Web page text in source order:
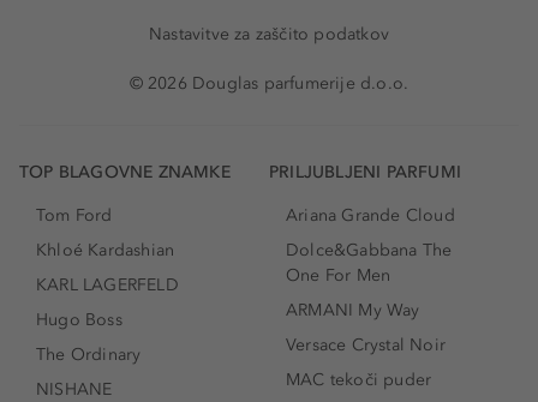
Nastavitve za zaščito podatkov
© 2026 Douglas parfumerije d.o.o.
TOP BLAGOVNE ZNAMKE
Tom Ford
Khloé Kardashian
KARL LAGERFELD
Hugo Boss
The Ordinary
NISHANE
PRILJUBLJENI PARFUMI
Ariana Grande Cloud
Dolce&Gabbana The
One For Men
ARMANI My Way
Versace Crystal Noir
MAC tekoči puder